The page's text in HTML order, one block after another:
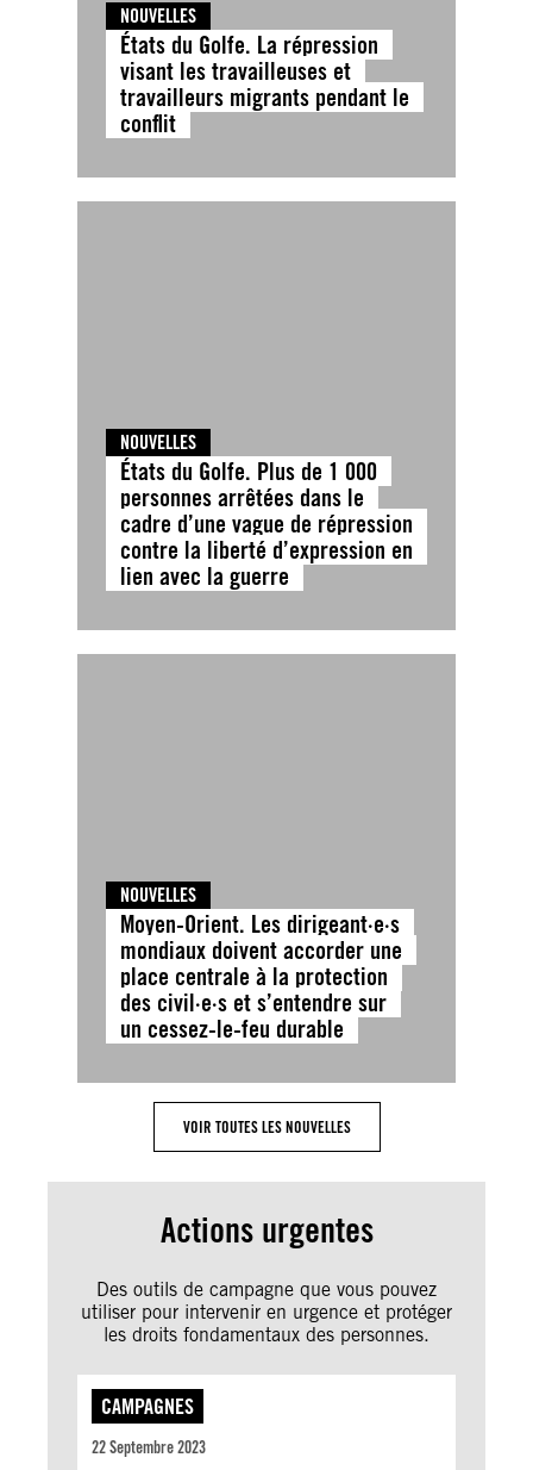
NOUVELLES
États du Golfe. La répression
visant les travailleuses et
travailleurs migrants pendant le
conflit
NOUVELLES
États du Golfe. Plus de 1 000
personnes arrêtées dans le
cadre d’une vague de répression
contre la liberté d’expression en
lien avec la guerre
NOUVELLES
Moyen-Orient. Les dirigeant·e·s
mondiaux doivent accorder une
place centrale à la protection
des civil·e·s et s’entendre sur
un cessez-le-feu durable
VOIR TOUTES LES NOUVELLES
Actions urgentes
Des outils de campagne que vous pouvez
utiliser pour intervenir en urgence et protéger
les droits fondamentaux des personnes.
CAMPAGNES
22 Septembre 2023